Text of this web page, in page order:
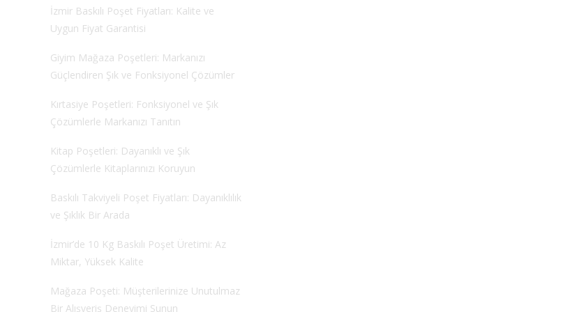
İzmir Baskılı Poşet Fiyatları: Kalite ve
Uygun Fiyat Garantisi
Giyim Mağaza Poşetleri: Markanızı
Güçlendiren Şık ve Fonksiyonel Çözümler
Kırtasiye Poşetleri: Fonksiyonel ve Şık
Çözümlerle Markanızı Tanıtın
Kitap Poşetleri: Dayanıklı ve Şık
Çözümlerle Kitaplarınızı Koruyun
Baskılı Takviyeli Poşet Fiyatları: Dayanıklılık
ve Şıklık Bir Arada
İzmir’de 10 Kg Baskılı Poşet Üretimi: Az
Miktar, Yüksek Kalite
Mağaza Poşeti: Müşterilerinize Unutulmaz
Bir Alışveriş Deneyimi Sunun